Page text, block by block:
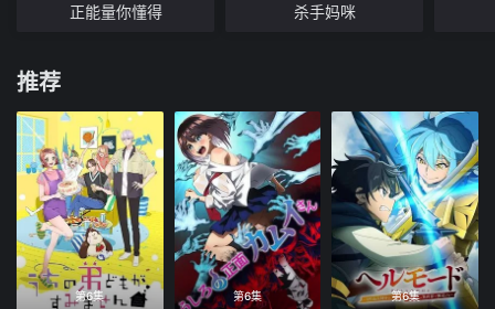
正能量你懂得 杀手妈咪
推荐
第6集 第6集 第6集